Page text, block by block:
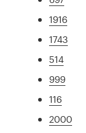
1916
1743
514
999
116
2000